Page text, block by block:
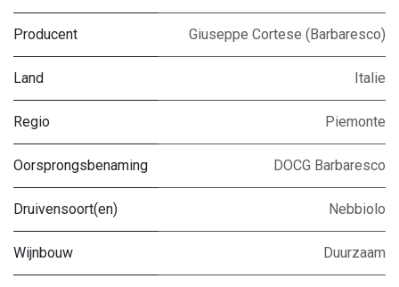
Producent Giuseppe Cortese (Barbaresco)
Land Italie
Regio Piemonte
Oorsprongsbenaming DOCG Barbaresco
Druivensoort(en) Nebbiolo
Wijnbouw Duurzaam